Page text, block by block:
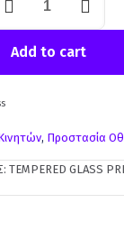
Add to cart
, Προστασία
TEMPERED GLASS